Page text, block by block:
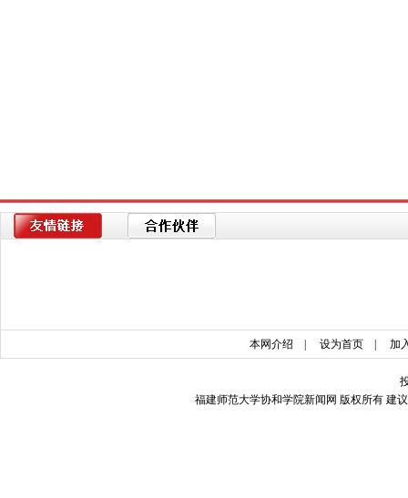
本网介绍 设为首页| 加
福建师范大学协和学院新闻网 版权所有 建